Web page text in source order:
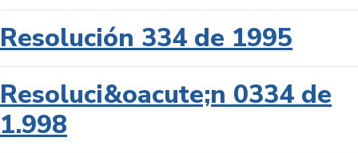
Resolución 334 de 1995
Resoluci&oacute;n 0334 de
1.998